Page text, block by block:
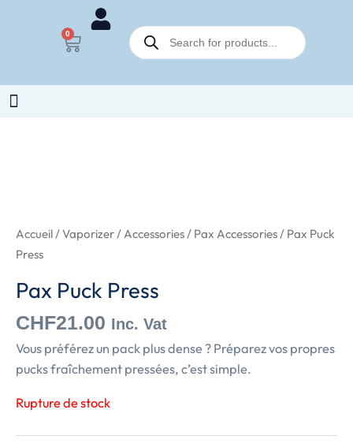
0
Panier
Recherche
de
produits
Accueil/Vaporizer/Accessories/ Pax Accessories/ Pax Puck
Press
Pax Puck Press
CHF21.00 Inc. Vat
Vous préférez un pack plus dense ? Préparez vos propres
pucks fraîchement pressées, c’est simple.
Rupture de stock